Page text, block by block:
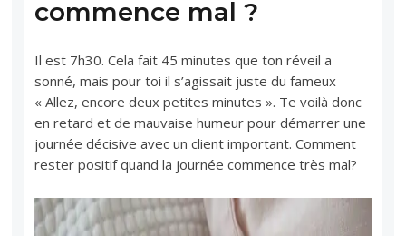
commence mal ?
Il est 7h30. Cela fait 45 minutes que ton réveil a
sonné, mais pour toi il s’agissait juste du fameux
« Allez, encore deux petites minutes ». Te voilà donc
en retard et de mauvaise humeur pour démarrer une
journée décisive avec un client important. Comment
rester positif quand la journée commence très mal?